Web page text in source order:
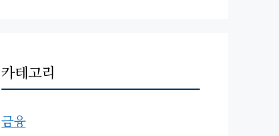
카테고리
금융